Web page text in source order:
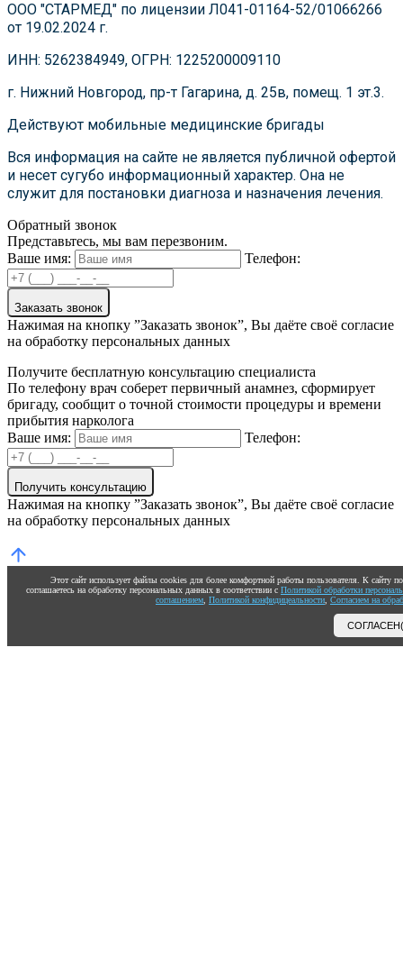
ООО "СТАРМЕД" по лицензии Л041-01164-52/01066266
от 19.02.2024 г.
ИНН: 5262384949, ОГРН: 1225200009110
г. Нижний Новгород, пр-т Гагарина, д. 25в, помещ. 1 эт.3.
Действуют мобильные медицинские бригады
Вся информация на сайте не является публичной офертой
и несет сугубо информационный характер. Она не
служит для постановки диагноза и назначения лечения.
Обратный звонок
Представьтесь, мы вам перезвоним.
Ваше имя:
Телефон:
Заказать звонок
Нажимая на кнопку ”Заказать звонок”, Вы даёте своё согласие
на обработку персональных данных
Получите бесплатную консультацию специалиста
По телефону врач соберет первичный анамнез, сформирует
бригаду, сообщит о точной стоимости процедуры и времени
прибытия нарколога
Ваше имя:
Телефон:
Получить консультацию
Нажимая на кнопку ”Заказать звонок”, Вы даёте своё согласие
на обработку персональных данных
Этот сайт использует файлы cookies для более комфортной работы пользователя. К сайту
соглашаетесь на обработку персональных данных в соответствии с Политикой обработки
соглашением Политикой конфидицеальности Согласием на